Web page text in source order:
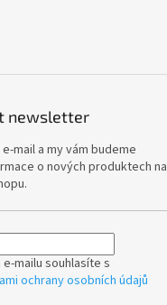
newsletter
mail a my vám budeme
o nových produktech na
e-mailu souhlasíte s
ochrany osobních údajů